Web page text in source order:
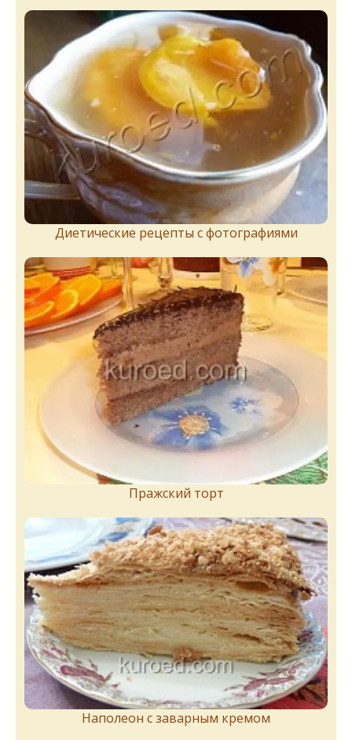
Диетические рецепты с фотографиями
Пражский торт
Наполеон с заварным кремом